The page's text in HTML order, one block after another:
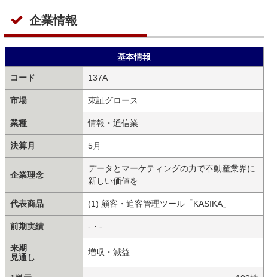
企業情報
基本情報
コード 137A
市場 東証グロース
業種 情報・通信業
決算月 5月
企業理念
データとマーケティングの力で不動産業界に
新しい価値を
代表商品 (1) 顧客・追客管理ツール「KASIKA」
前期実績 -・-
来期
見通し
増収・減益